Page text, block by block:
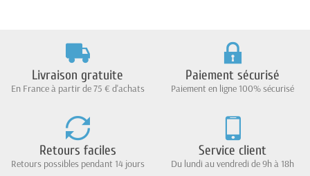
Livraison gratuite
En France à partir de 75 € d'achats
Paiement sécurisé
Paiement en ligne 100% sécurisé
Retours faciles
Retours possibles pendant 14 jours
Service client
Du lundi au vendredi de 9h à 18h